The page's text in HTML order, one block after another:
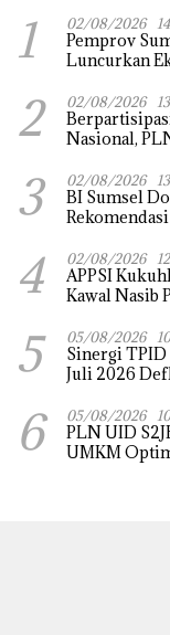
1 02/08/2026
Pemprov
Luncurkan
Inflasi
2 02/08/2026
Nasional,
3 02/08/2026
BI Sumsel
2026
4 02/08/2026
APPSI
Kawal Nasib
5 05/08/2026
Sinergi TPID
Juli 2026
6 05/08/2026
PLN UID
UMKM